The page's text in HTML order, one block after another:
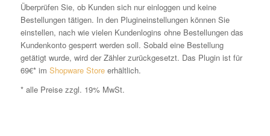
Überprüfen Sie, ob Kunden sich nur einloggen und keine
Bestellungen tätigen. In den Plugineinstellungen können Sie
einstellen, nach wie vielen Kundenlogins ohne Bestellungen das
Kundenkonto gesperrt werden soll. Sobald eine Bestellung
getätigt wurde, wird der Zähler zurückgesetzt. Das Plugin ist für
69€* im Shopware Storeerhältlich.
* alle Preise zzgl. 19% MwSt.